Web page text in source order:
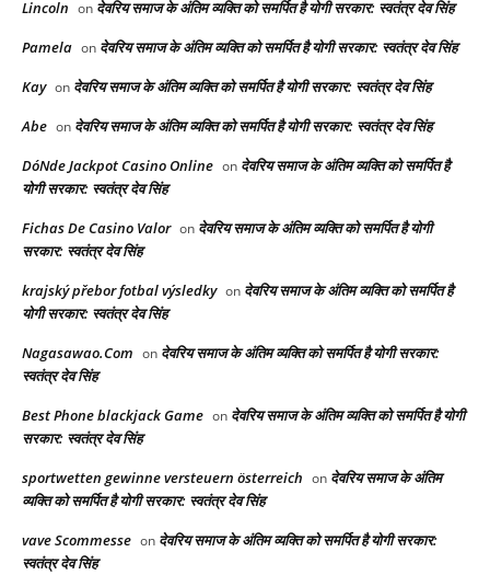
Lincoln on देवरिय समाज के अंतिम व्यक्ति को समर्पित है योगी सरकार: स्वतंत्र देव सिंह
Pamela on देवरिय समाज के अंतिम व्यक्ति को समर्पित है योगी सरकार: स्वतंत्र देव सिंह
Kay on देवरिय समाज के अंतिम व्यक्ति को समर्पित है योगी सरकार: स्वतंत्र देव सिंह
Abe on देवरिय समाज के अंतिम व्यक्ति को समर्पित है योगी सरकार: स्वतंत्र देव सिंह
DóNde Jackpot Casino Online on देवरिय समाज के अंतिम व्यक्ति को समर्पित है
योगी सरकार: स्वतंत्र देव सिंह
Fichas De Casino Valor on देवरिय समाज के अंतिम व्यक्ति को समर्पित है योगी
सरकार: स्वतंत्र देव सिंह
krajský přebor fotbal výsledky on देवरिय समाज के अंतिम व्यक्ति को समर्पित है
योगी सरकार: स्वतंत्र देव सिंह
Nagasawao.Com on देवरिय समाज के अंतिम व्यक्ति को समर्पित है योगी सरकार:
स्वतंत्र देव सिंह
Best Phone blackjack Game on देवरिय समाज के अंतिम व्यक्ति को समर्पित है योगी
सरकार: स्वतंत्र देव सिंह
sportwetten gewinne versteuern österreich on देवरिय समाज के अंतिम
व्यक्ति को समर्पित है योगी सरकार: स्वतंत्र देव सिंह
vave Scommesse on देवरिय समाज के अंतिम व्यक्ति को समर्पित है योगी सरकार:
स्वतंत्र देव सिंह